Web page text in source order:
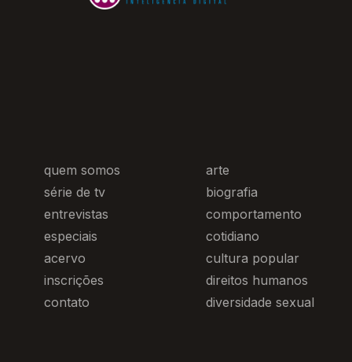
quem somos
série de tv
entrevistas
especiais
acervo
inscrições
contato
arte
biografia
comportamento
cotidiano
cultura popular
direitos humanos
diversidade sexual